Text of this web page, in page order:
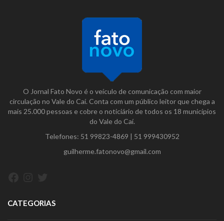
O Jornal Fato Novo é o veículo de comunicação com maior
circulação no Vale do Caí. Conta com um público leitor que chega a
mais 25.000 pessoas e cobre o noticiário de todos os 18 municípios
do Vale do Caí.
Telefones: 51 99823-4869 | 51 999430952
guilherme.fatonovo@gmail.com
CATEGORIAS